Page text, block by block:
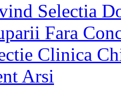
Selectia
Fara
Clinica
Arsi